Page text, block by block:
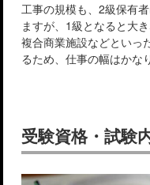
工事の規模も、2級保有
ますが、1級となると大
複合商業施設などといっ
るため、仕事の幅はかな
受験資格・試験